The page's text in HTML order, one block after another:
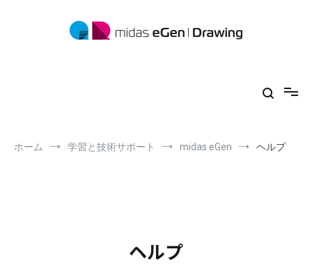
ホーム 学習と技術サポート midas eGen ヘルプ
ヘルプ